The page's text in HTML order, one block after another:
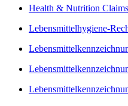
Health & Nutrition
Lebensmittelhygiene-